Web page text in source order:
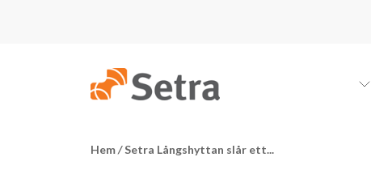
Hem/Setra Långshyttan slår ett...